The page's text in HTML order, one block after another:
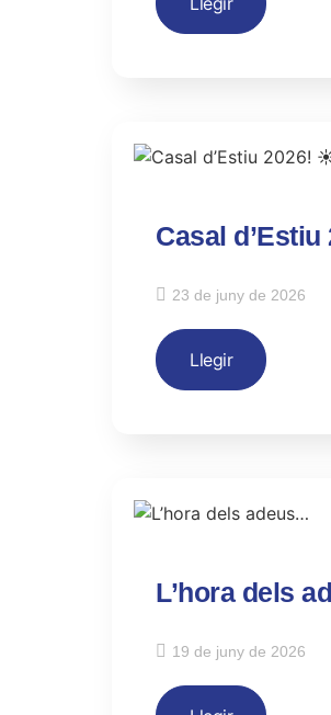
Casal
23 de juny de 2026
Llegir
L’hora dels
19 de juny de 2026